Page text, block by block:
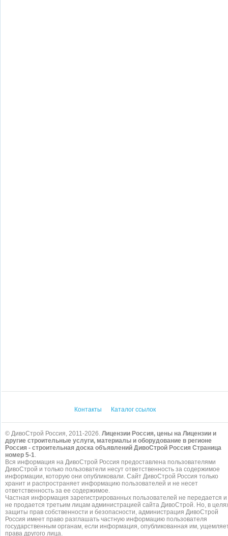
Контакты Каталог ссылок
© ДивоСтрой Россия, 2011-2026. Лицензии Россия, цены на Лицензии и
другие строительные услуги, материалы и оборудование в регионе
Россия - строительная доска объявлений ДивоСтрой Россия Страница
номер 5-1.
Вся информация на ДивоСтрой Россия предоставлена пользователями
ДивоСтрой и только пользователи несут ответственность за содержимое
информации, которую они опубликовали. Сайт ДивоСтрой Россия только
хранит и распространяет информацию пользователей и не несет
ответственность за ее содержимое.
Частная информация зарегистрированных пользователей не передается и
не продается третьим лицам администрацией сайта ДивоСтрой. Но, в
защиты прав собственности и безопасности, администрация ДивоСтрой
Россия имеет право разглашать частную информацию пользователя
государственным органам, если информация, опубликованная им,
права другого лица.